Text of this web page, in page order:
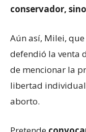
conservador,
Aún así, Milei,
defendió la venta
de mencionar la
libertad individual
aborto.